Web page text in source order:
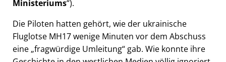
Ministeriums ).
Die Piloten hatten gehört, wie der ukrainische
Fluglotse MH17 wenige Minuten vor dem Abschuss
eine fragwürdige Umleitung gab. Wie konnte ihre